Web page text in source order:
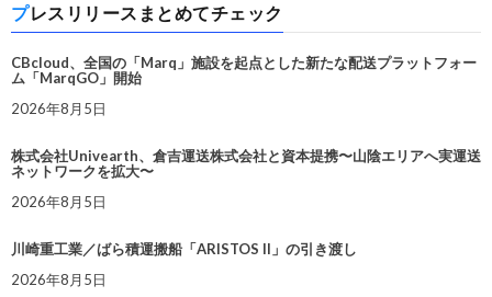
プレスリリースまとめてチェック
CBcloud、全国の「Marq」施設を起点とした新たな配送プラットフォー
ム「MarqGO」開始
2026年8月5日
株式会社Univearth、倉吉運送株式会社と資本提携〜山陰エリアへ実運送
ネットワークを拡大〜
2026年8月5日
川崎重工業／ばら積運搬船「ARISTOS II」の引き渡し
2026年8月5日